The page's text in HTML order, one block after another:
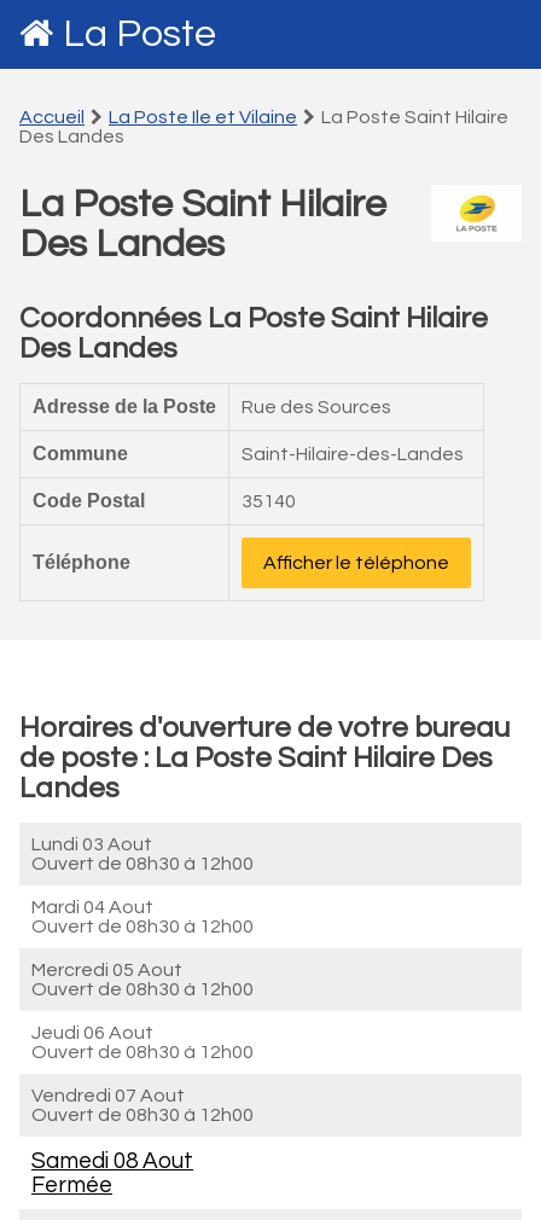
La Poste
Accueil La Poste Ile et Vilaine
La Poste Saint Hilaire
Des Landes
La Poste Saint Hilaire
Des Landes
Coordonnées La Poste Saint Hilaire
Des Landes
Adresse de la Poste Rue des Sources
Commune Saint-Hilaire-des-Landes
Code Postal 35140
Téléphone Afficher le téléphone
Horaires d'ouverture de votre bureau
de poste : La Poste Saint Hilaire Des
Landes
Lundi 03 Aout
Ouvert de 08h30 à 12h00
Mardi 04 Aout
Ouvert de 08h30 à 12h00
Mercredi 05 Aout
Ouvert de 08h30 à 12h00
Jeudi 06 Aout
Ouvert de 08h30 à 12h00
Vendredi 07 Aout
Ouvert de 08h30 à 12h00
Samedi 08 Aout
Fermée